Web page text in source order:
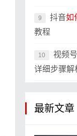
9 抖音如
教程
10 视频
详细步骤解
最新文章